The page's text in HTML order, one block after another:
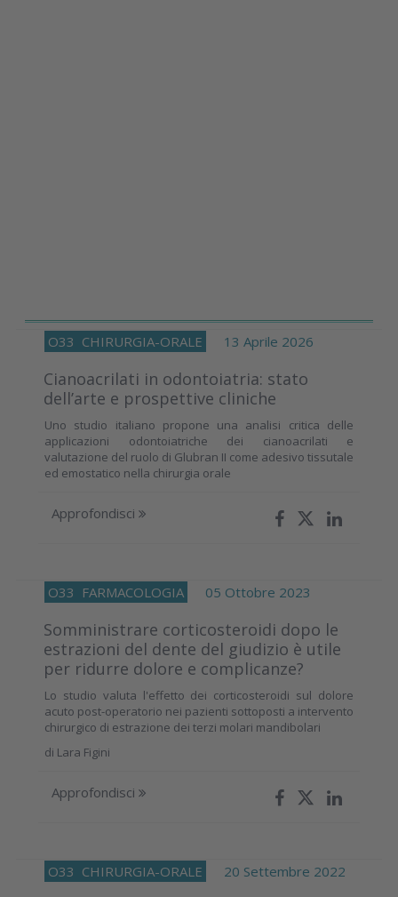
O33 CHIRURGIA-ORALE 13 Aprile 2026
Cianoacrilati in odontoiatria: stato
dell’arte e prospettive cliniche
Uno studio italiano propone una analisi critica delle
applicazioni odontoiatriche dei cianoacrilati e
valutazione del ruolo di Glubran II come adesivo tissutale
ed emostatico nella chirurgia orale
Approfondisci
O33 FARMACOLOGIA 05 Ottobre 2023
Somministrare corticosteroidi dopo le
estrazioni del dente del giudizio è utile
per ridurre dolore e complicanze?
Lo studio valuta l'effetto dei corticosteroidi sul dolore
acuto post-operatorio nei pazienti sottoposti a intervento
chirurgico di estrazione dei terzi molari mandibolari
di Lara Figini
Approfondisci
O33 CHIRURGIA-ORALE 20 Settembre 2022